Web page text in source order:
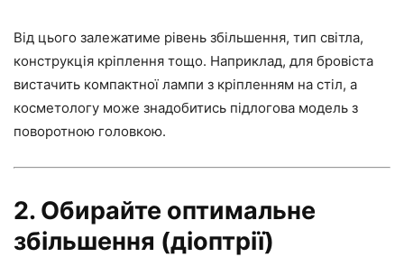
Від цього залежатиме рівень збільшення, тип світла,
конструкція кріплення тощо. Наприклад, для бровіста
вистачить компактної лампи з кріпленням на стіл, а
косметологу може знадобитись підлогова модель з
поворотною головкою.
2. Обирайте оптимальне
збільшення (діоптрії)